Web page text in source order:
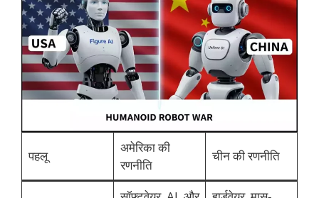
पहलू
अमेरिका की
रणनीति
चीन की रणनीति